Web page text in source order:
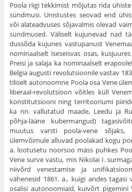
Poola riigi tekkimist mõjutas rida
sündmusi. Unistustes seovad end
või alateadvuses sõjaval­mis olevad
sündmused. Väliselt kujunevad nad
dussõda kujunes vastupanust
nominaalselt iseseisvas osas,
Preisi ja salaja ka nominaalselt
Belgia augusti revolutsioonile vastav
tiliselt autonoomne Poola osa Vene
liberaal-revolutsioon võitles küll
konstitutsiooni ning territooriumi
ka nn. vallutatud maade, Leedu ja
põhja-lääne kubermangud)
muutus varsti poola-vene
ülemvõimule alluvad poolakad kogu
a. lootusetu noorsoo mäss puhkes
Vene surve vastu, mis Nikolai I.
niivõrd venestamise ja
vähenesid 1861. a., kuigi andes tagasi
osalisi autonoomiaid, kuivõrt pigemini